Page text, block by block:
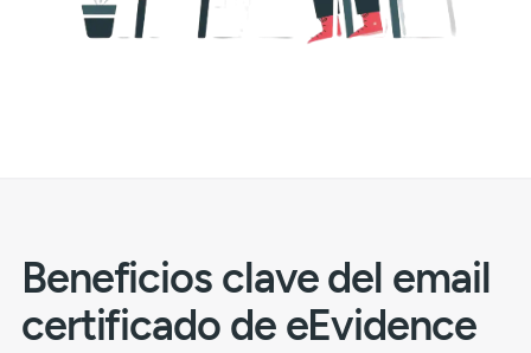
Beneficios clave del email
certificado de eEvidence